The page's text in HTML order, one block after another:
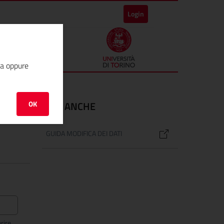
Login
oppure
OK VEDI ANCHE
GUIDA MODIFICA DEI DATI